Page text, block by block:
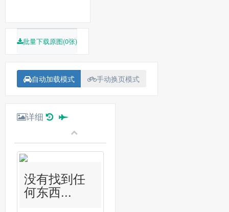
批量下载原图(0张)
自动加载模式 手动换页模式
详细
没有找到任
何东西...